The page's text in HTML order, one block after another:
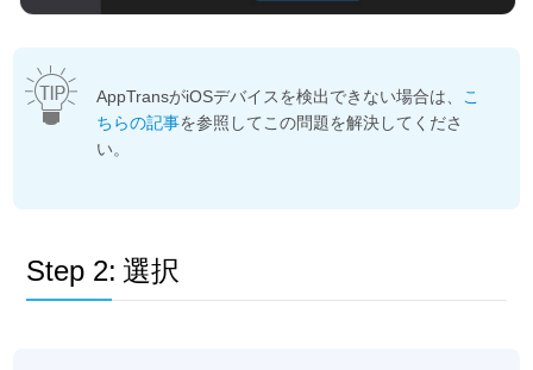
AppTransがiOSデバイスを検出できない場合は、 こ
ちらの記事を参照してこの問題を解決してくださ
い。
Step 2: 選択